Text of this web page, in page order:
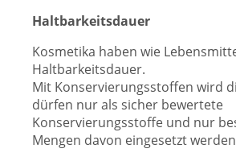
Haltbarkeitsdauer
Kosmetika haben wie
Haltbarkeitsdauer.
Mit Konservierungsstoffen wird
dürfen nur als sicher bewertete
Konservierungsstoffe und nur
Mengen davon eingesetzt